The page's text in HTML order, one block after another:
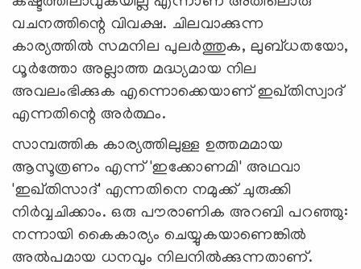
വചനത്തിന്റെ വിവക്ഷ. ചിലവാക്കുന്ന
കാര്യത്തില്‍ സമനില പുലര്‍ത്തുക, ലുബ്ധതയോ,
ധൂര്‍ത്തോ അല്ലാത്ത മദ്ധ്യമായ നില
അവലംഭിക്കുക എന്നൊക്കെയാണ് ഇഖ്തിസ്വാദ്
എന്നതിന്റെ അര്‍ത്ഥം.
സാമ്പത്തിക കാര്യത്തിലുള്ള ഉത്തമമായ
ആസൂത്രണം എന്ന് 'ഇക്കോണമി' അഥവാ
'ഇഖ്തിസാദ്' എന്നതിനെ നമുക്ക് ചുരുക്കി
നിര്‍വ്വചിക്കാം. ഒരു പൗരാണിക അറബി പറഞ്ഞു:
നന്നായി കൈകാര്യം ചെയ്യുകയാണെങ്കില്‍
അല്‍പമായ ധനവും നിലനില്‍ക്കുന്നതാണ്.